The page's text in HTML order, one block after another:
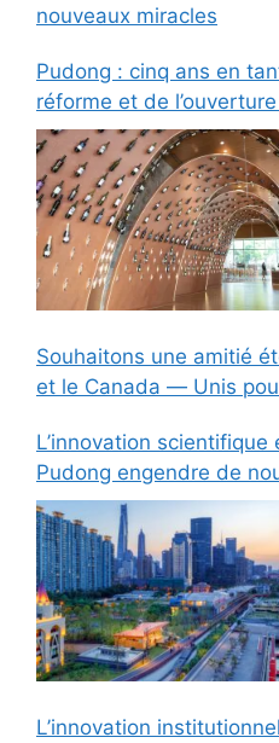
nouveaux miracles
Pudong : cinq ans en
réforme et de
Souhaitons une amitié
et le Canada — Unis
l’honorable premier
L’innovation
Pudong engendre de
pointe
L’innovation